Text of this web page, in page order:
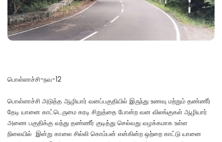
பொள்ளாச்சி-நவ-12
பொள்ளாச்சி அடுத்த ஆழியார் வனப்பகுதியில் இருந்து உணவு மற்றும் தண்ணீர்
தேடி யானை காட்டெருமை கரடி சிறுத்தை போன்ற வன விலங்குகள் ஆழியார்
அணை பகுதிக்கு வந்து தண்ணீர் குடித்து செல்வது வழக்கமாக உள்ள
நிலையில் இன்று காலை சில்லி கொம்பன் என்கின்ற ஒற்றை காட்டு யானை